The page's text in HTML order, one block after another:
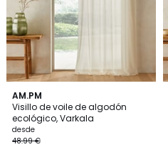
AM.PM
Visillo de voile de algodón
ecológico, Varkala
desde
48.99 €
4
/
5